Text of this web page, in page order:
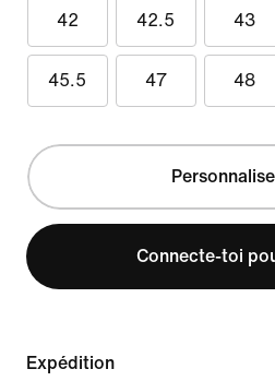
42 42.5 43
45.5 47 48
Connecte-toi
Expédition